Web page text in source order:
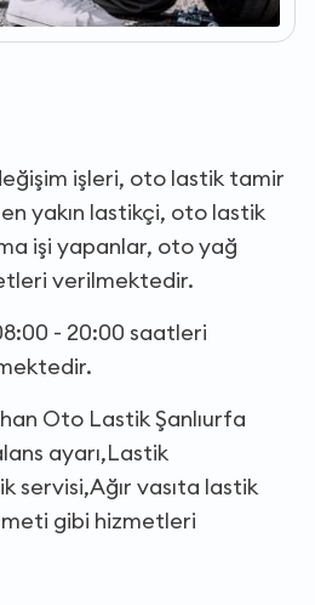
işleri, oto lastik tamir
yakın lastikçi, oto lastik
işi yapanlar, oto yağ
verilmektedir.
- 20:00 saatleri
Oto Lastik Şanlıurfa
ayarı,Lastik
servisi,Ağır vasıta lastik
gibi hizmetleri